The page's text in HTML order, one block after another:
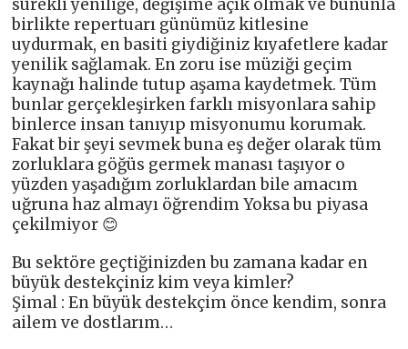
sürekli yeniliğe, değişime açık olmak ve bununla
birlikte repertuarı günümüz kitlesine
uydurmak, en basiti giydiğiniz kıyafetlere kadar
yenilik sağlamak. En zoru ise müziği geçim
kaynağı halinde tutup aşama kaydetmek. Tüm
bunlar gerçekleşirken farklı misyonlara sahip
binlerce insan tanıyıp misyonumu korumak.
Fakat bir şeyi sevmek buna eş değer olarak tüm
zorluklara göğüs germek manası taşıyor o
yüzden yaşadığım zorluklardan bile amacım
uğruna haz almayı öğrendim Yoksa bu piyasa
çekilmiyor 😊
Bu sektöre geçtiğinizden bu zamana kadar en
büyük destekçiniz kim veya kimler?
Şimal : En büyük destekçim önce kendim, sonra
ailem ve dostlarım…